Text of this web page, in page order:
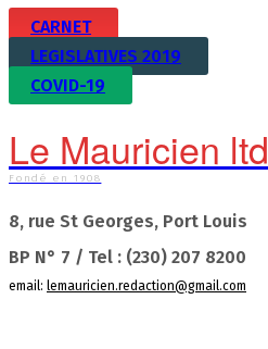
CARNET
LEGISLATIVES 2019
COVID-19
Le Mauricien ltd
Fondé en 1908
8, rue St Georges, Port Louis
BP N° 7 / Tel : (230) 207 8200
email: lemauricien.redaction@gmail.com